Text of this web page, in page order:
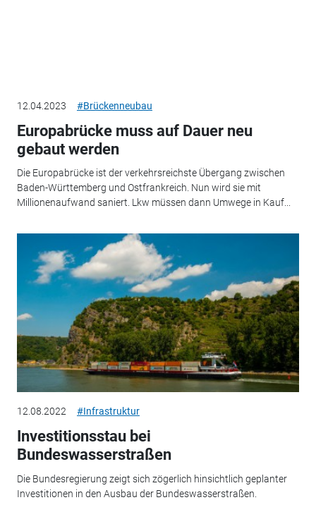
12.04.2023 #Brückenneubau
Europabrücke muss auf Dauer neu
gebaut werden
Die Europabrücke ist der verkehrsreichste Übergang zwischen
Baden-Württemberg und Ostfrankreich. Nun wird sie mit
Millionenaufwand saniert. Lkw müssen dann Umwege in Kauf...
12.08.2022 #Infrastruktur
Investitionsstau bei
Bundeswasserstraßen
Die Bundesregierung zeigt sich zögerlich hinsichtlich geplanter
Investitionen in den Ausbau der Bundeswasserstraßen.